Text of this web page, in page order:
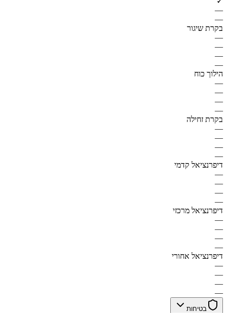
—
—
בקרת שיגור
—
—
—
—
הילוך כוח
—
—
—
—
בקרת זחילה
—
—
—
—
דיפרנציאל קדמי
—
—
—
—
דיפרנציאל מרכזי
—
—
—
—
דיפרנציאל אחורי
—
—
—
—
בטיחות